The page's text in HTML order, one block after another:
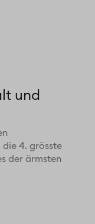
und
die 4. grösste
der ärmsten